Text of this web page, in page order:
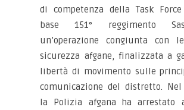
di competenza della Task
base 151° reggimento
un’operazione congiunta con
sicurezza afgane, finalizzata a
libertà di movimento sulle
comunicazione del distretto. Nel
la Polizia afgana ha arrestato